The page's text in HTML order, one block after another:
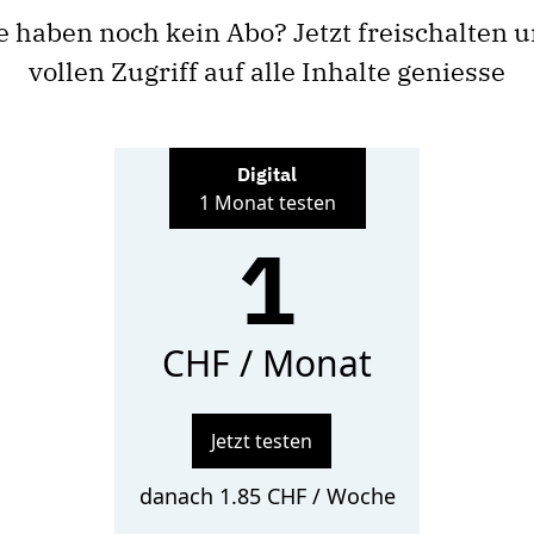
haben noch kein Abo? Jetzt freischalten
vollen Zugriff auf alle Inhalte geniesse
Digital
1 Monat testen
1
CHF / Monat
Jetzt testen
danach 1.85 CHF / Woche